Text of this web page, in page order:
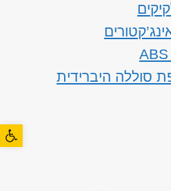
סוללה היברידית
פתח